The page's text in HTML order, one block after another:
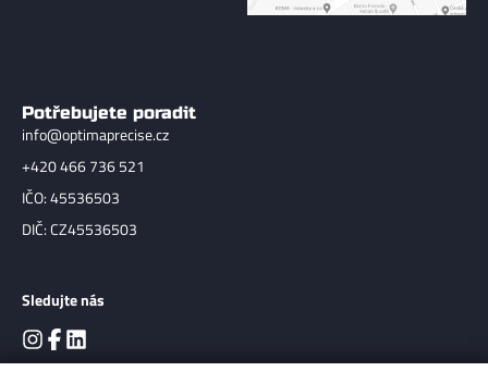
Potřebujete poradit
info@optimaprecise.cz
+420 466 736 521
IČO: 45536503
DIČ: CZ45536503
Sledujte nás